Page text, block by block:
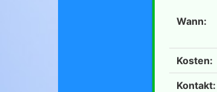
Wann:
Kosten:
Kontakt: